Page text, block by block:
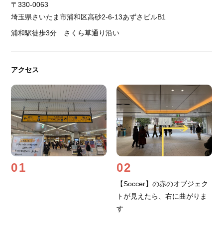
〒330-0063
埼玉県さいたま市浦和区高砂2-6-13あずさビルB1
浦和駅徒歩3分 さくら草通り沿い
アクセス
01 02
【Soccer】の赤のオブジェク
トが見えたら、右に曲がりま
す